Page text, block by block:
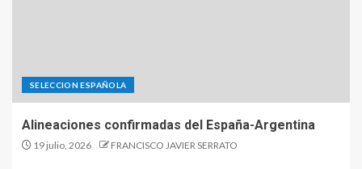
SELECCION ESPAÑOLA
Alineaciones confirmadas del España-Argentina
19 julio, 2026 FRANCISCO JAVIER SERRATO